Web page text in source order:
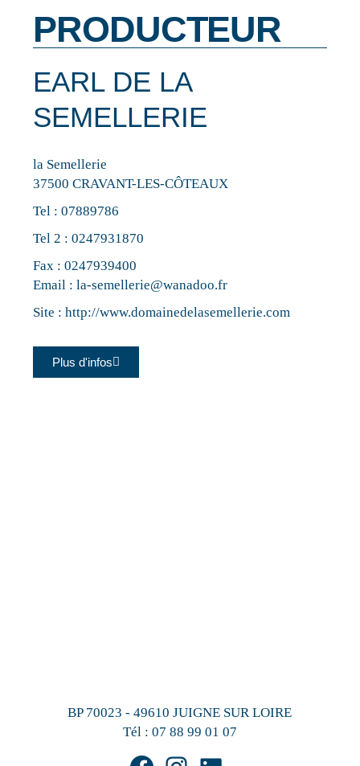
PRODUCTEUR
EARL DE LA
SEMELLERIE
la Semellerie
37500 CRAVANT-LES-CÔTEAUX
Tel :07889786
Tel 2 :0247931870
Fax : 0247939400
Email :la-semellerie@wanadoo.fr
Site :http://www.domainedelasemellerie.com
Plus d'infos
BP 70023 - 49610 JUIGNE SUR LOIRE
Tél : 07 88 99 01 07